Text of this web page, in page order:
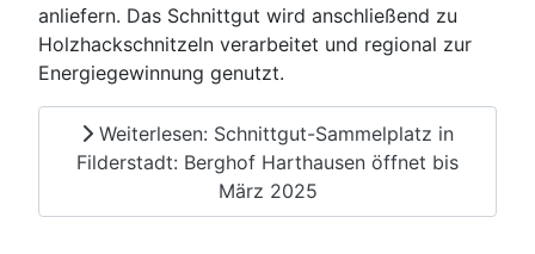
anliefern. Das Schnittgut wird anschließend zu
Holzhackschnitzeln verarbeitet und regional zur
Energiegewinnung genutzt.
Weiterlesen: Schnittgut-Sammelplatz in
Filderstadt: Berghof Harthausen öffnet bis
März 2025